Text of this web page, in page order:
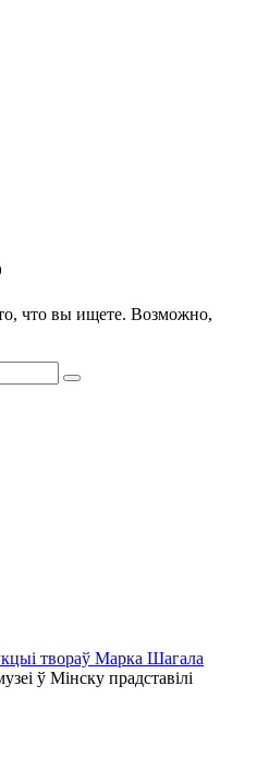
что вы ищете. Возможно,
твораў Марка Шагала
ў Мінску прадставілі